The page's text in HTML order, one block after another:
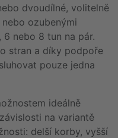
dvoudílné, volitelně
ozubenými
nebo 8 tun na pár.
stran a díky podpoře
pouze jedna
ideálně
na variantě
delší korby, vyšší